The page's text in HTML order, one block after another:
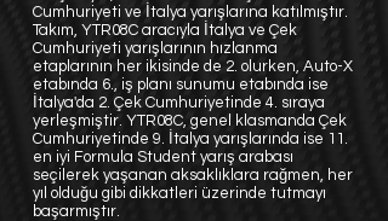
Cumhuriyeti ve İtalya yarışlarına katılmıştır.
Takım, YTR08C aracıyla İtalya ve Çek
Cumhuriyeti yarışlarının hızlanma
etaplarının her ikisinde de 2. olurken, Auto-X
etabında 6., iş planı sunumu etabında ise
İtalya'da 2. Çek Cumhuriyetinde 4. sıraya
yerleşmiştir. YTR08C, genel klasmanda Çek
Cumhuriyetinde 9. İtalya yarışlarında ise 11.
en iyi Formula Student yarış arabası
seçilerek yaşanan aksaklıklara rağmen, her
yıl olduğu gibi dikkatleri üzerinde tutmayı
başarmıştır.